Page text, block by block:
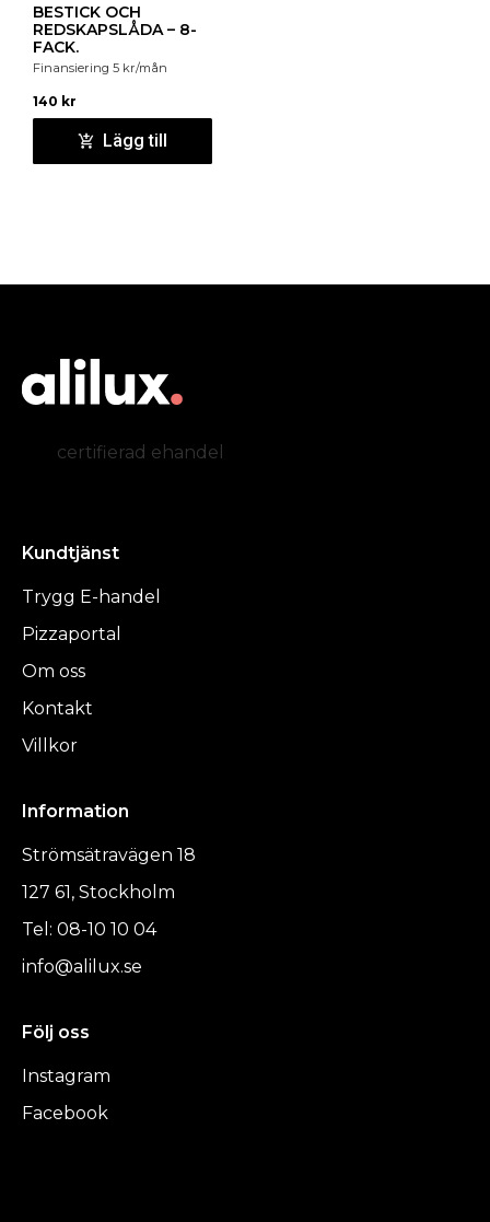
BESTICK OCH
REDSKAPSLÅDA – 8-
FACK.
Finansiering 5 kr/mån
140 kr
Lägg till
certifierad ehandel
Kundtjänst
Trygg E-handel
Pizzaportal
Om oss
Kontakt
Villkor
Information
Strömsätravägen 18
127 61, Stockholm
Tel: 08-10 10 04
info@alilux.se
Följ oss
Instagram
Facebook